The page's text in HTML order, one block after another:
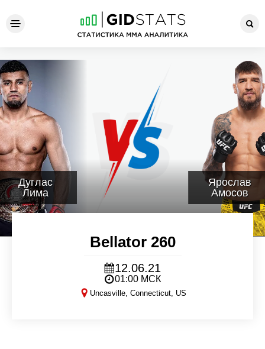
Bellator 260
Дуглас
Лима
Ярослав
Амосов
Bellator 260
12.06.21
01:00 МСК
Uncasville, Connecticut, US